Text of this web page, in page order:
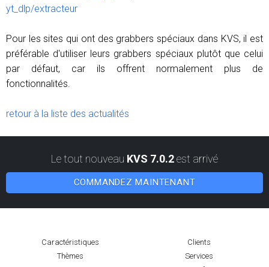
yt_dlp/extracteur
Pour les sites qui ont des grabbers spéciaux dans KVS, il est
préférable d'utiliser leurs grabbers spéciaux plutôt que celui
par défaut, car ils offrent normalement plus de
fonctionnalités.
retour à la liste des actualités
Le tout nouveau KVS 7.0.2est arrivé
COMMANDEZ MAINTENANT
Caractéristiques
Clients
Thèmes
Services